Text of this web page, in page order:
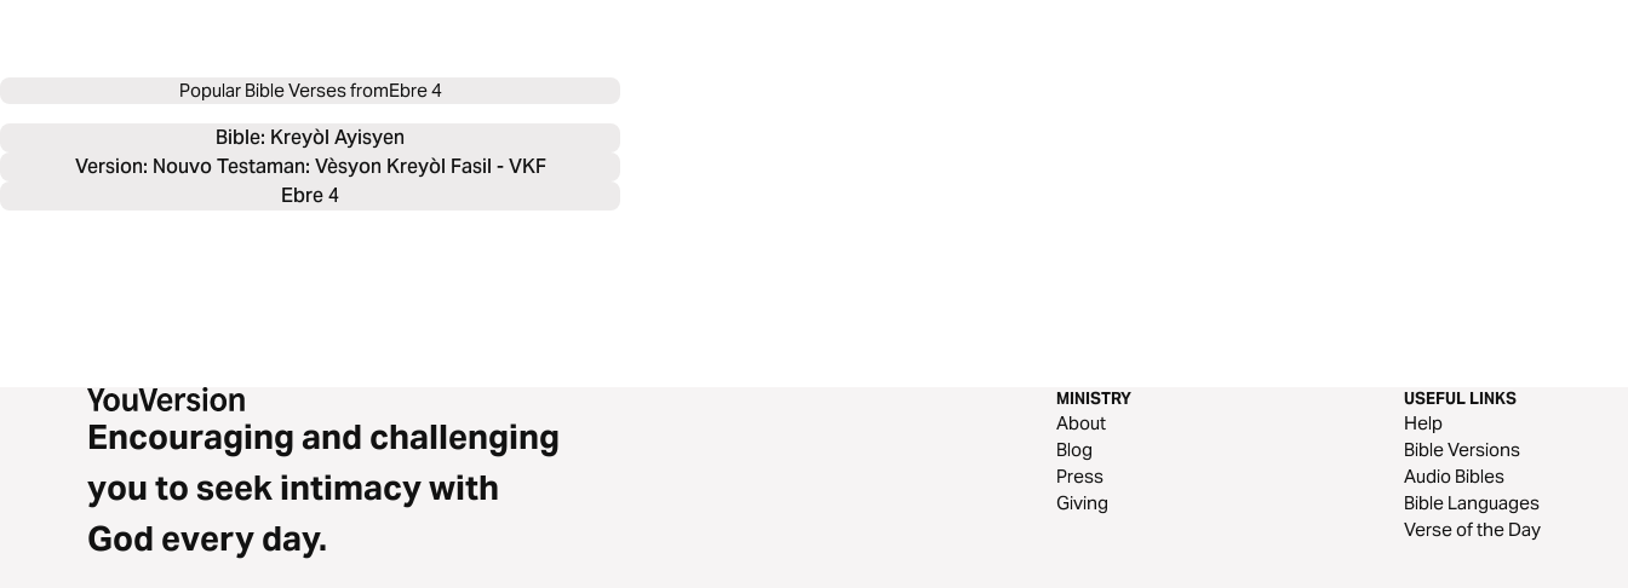
Popular Bible Verses fromEbre 4
Bible: Kreyòl Ayisyen
Version: Nouvo Testaman: Vèsyon Kreyòl Fasil - VKF
Ebre 4
Encouraging and challenging
you to seek intimacy with
God every day.
MINISTRY
About
Blog
Press
Giving
USEFUL LINKS
Help
Bible Versions
Audio Bibles
Bible Languages
Verse of the Day